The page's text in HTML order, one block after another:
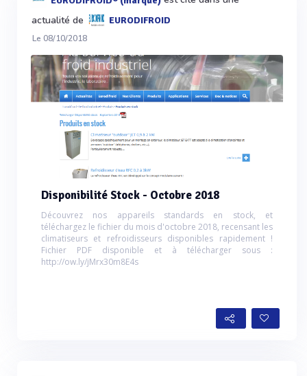
actualité de
EURODIFROID
Le 08/10/2018
Disponibilité Stock - Octobre 2018
Découvrez nos appareils standards en stock, et
téléchargez le fichier du mois d'octobre 2018, recensant les
climatiseurs et refroidisseurs disponibles rapidement !
Fichier PDF disponible et à télécharger sous :
http://ow.ly/jMrx30m8E4s